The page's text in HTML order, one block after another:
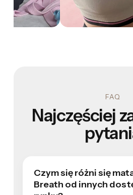
FAQ
Najczęściej
Czym się różni się
Breath od innych